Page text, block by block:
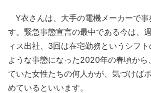
Y衣さんは、大手の電機メーカーで事
す。緊急事態宣言の最中である今は、
ィス出社、3回は在宅勤務というシフ
ような事態になった2020年の春頃から
ていた女性たちの何人かが、気づけば
めているといいます。